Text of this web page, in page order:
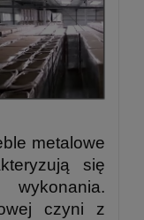
metalowe
się
czyni z